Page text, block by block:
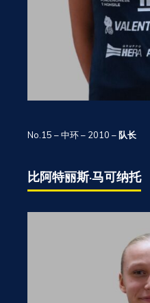
No.15 – 中环 – 2010 – 队长
比阿特丽斯·马可纳托